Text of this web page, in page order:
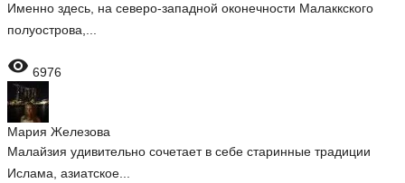
Именно здесь, на северо-западной оконечности Малаккского
полуострова,...
 6976
Мария Железова
Малайзия удивительно сочетает в себе старинные традиции
Ислама, азиатское...